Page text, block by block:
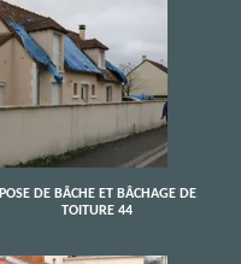
POSE DE BÂCHE ET BÂCHAGE DE
TOITURE 44